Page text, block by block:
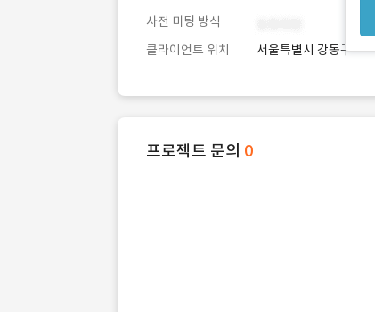
사전 미팅 방식
클라이언트 위치
서울특별시 강동구
프로젝트 문의 0